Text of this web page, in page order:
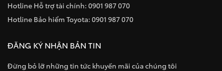
Hotline Hỗ trợ tài chính: 0901 987 070
Hotline Bảo hiểm Toyota: 0901 987 070
ĐĂNG KÝ NHẬN BẢN TIN
Đừng bỏ lỡ những tin tức khuyến mãi của chúng tôi